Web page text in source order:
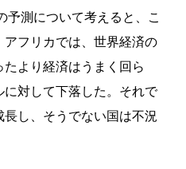
予測について考えると、こ
フリカでは、世界経済の
より経済はうまく回ら
対して下落した。それで
し、そうでない国は不況